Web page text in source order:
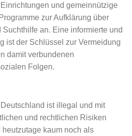
und gemeinnützige
zur Aufklärung über
an. Eine informierte und
ist der Schlüssel zur Vermeidung
damit verbundenen
Folgen.
ist illegal und mit
und rechtlichen Risiken
kaum noch als